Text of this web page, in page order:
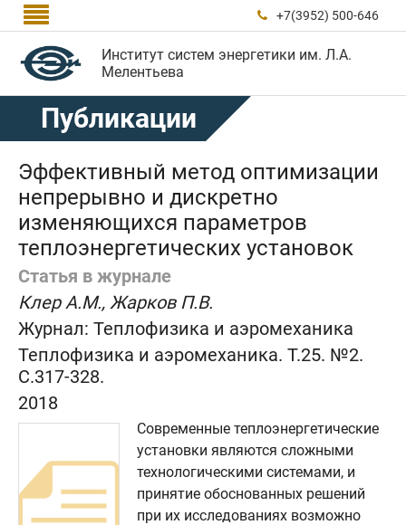
  +7(3952) 500-646
Институт систем энергетики им. Л.А.
Мелентьева
Публикации
Эффективный метод оптимизации
непрерывно и дискретно
изменяющихся параметров
теплоэнергетических установок
Статья в журнале
Клер А.М., Жарков П.В.
Журнал: Теплофизика и аэромеханика
Теплофизика и аэромеханика. Т.25. №2.
C.317-328.
2018
Современные теплоэнергетические
установки являются сложными
технологическими системами, и
принятие обоснованных решений
при их исследованиях возможно